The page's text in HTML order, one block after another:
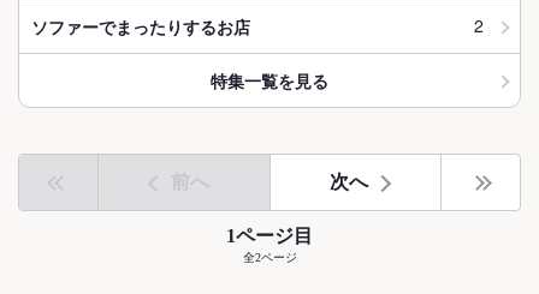
ソファーでまったりするお店 2
特集一覧を見る
前へ 次へ
1ページ目
全2ページ